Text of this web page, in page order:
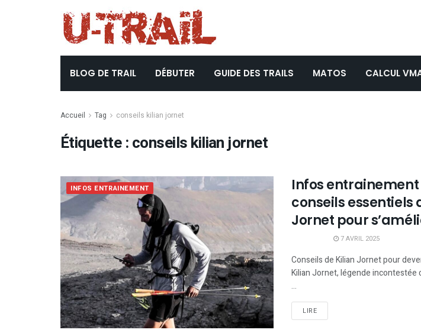
BLOG DE TRAIL DÉBUTER GUIDE DES TRAILS MATOS CALCUL
Accueil Tag conseils kilian jornet
Étiquette :conseils kilian jornet
INFOS ENTRAINEMENT
Infos entrainement
conseils essentiels
Jornet pour
7 AVRIL 2025
Conseils de Kilian Jornet pour
Kilian Jornet, légende incontestée
...
LIRE